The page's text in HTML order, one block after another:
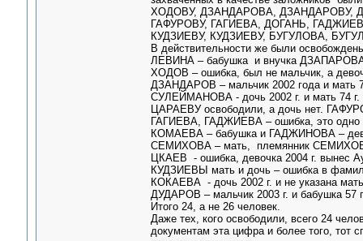
ХОДОВУ, ДЗАНДАРОВА, ДЗАНДАРОВУ,
ГАФУРОВУ, ГАГИЕВА, ДОГАНЬ,
КУДЗИЕВУ, КУДЗИЕВУ, БУГУЛОВА,
В действительности же были
ЛЕВИНА – бабушка и внучка
ХОДОВ – ошибка, был не мальчик, а
ДЗАНДАРОВ – мальчик 2002 года и
СУЛЕЙМАНОВА - дочь 2002 г. и мать 74
ЦАРАЕВУ освободили, а дочь нет.
ГАГИЕВА, ГАДЖИЕВА – ошибка, это
КОМАЕВА – бабушка и ГАДЖИНОВА –
СЕМИХОВА – мать, племянник
ЦКАЕВ - ошибка, девочка 2004 г. вынес
КУДЗИЕВЫ мать и дочь – ошибка в
КОКАЕВА - дочь 2002 г. и не указана
ДУДАРОВ – мальчик 2003 г. и бабушка
Итого 24, а не 26 человек.
Даже тех, кого освободили, всего 24
документам эта цифра и более того, тот